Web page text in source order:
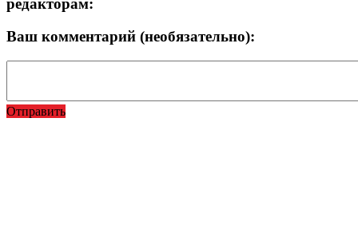
редакторам:
Ваш комментарий (необязательно):
Отправить